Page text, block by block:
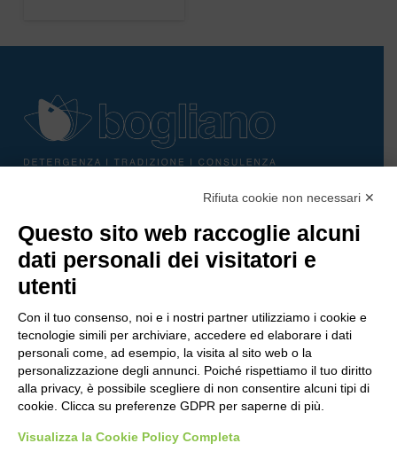
Strada Statale 231 Alba-Bra
Borgo San Martino 44, 12060 Pocapaglia CN
Tel:0172-478161
Fax: 0172-487399
info@bogliano.it
Privacy Policy
Modifica preferenze cookie
Rifiuta cookie non necessari ✕
Questo sito web raccoglie alcuni
dati personali dei visitatori e
utenti
Con il tuo consenso, noi e i nostri partner utilizziamo i cookie e
tecnologie simili per archiviare, accedere ed elaborare i dati
personali come, ad esempio, la visita al sito web o la
personalizzazione degli annunci. Poiché rispettiamo il tuo diritto
alla privacy, è possibile scegliere di non consentire alcuni tipi di
cookie. Clicca su preferenze GDPR per saperne di più.
Visualizza la Cookie Policy Completa